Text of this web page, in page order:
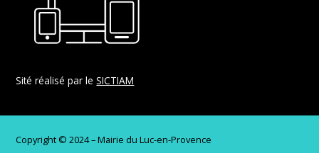
Sité réalisé par leSICTIAM
Copyright © 2024 – Mairie du Luc-en-Provence